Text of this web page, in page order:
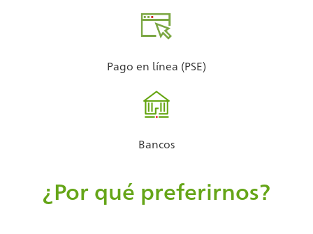
Pago en línea (PSE)
Bancos
¿Por qué preferirnos?